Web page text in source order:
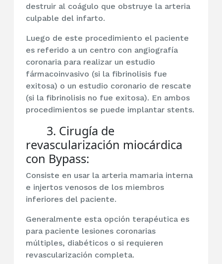
destruir al coágulo que obstruye la arteria
culpable del infarto.
Luego de este procedimiento el paciente
es referido a un centro con angiografía
coronaria para realizar un estudio
fármacoinvasivo (si la fibrinolisis fue
exitosa) o un estudio coronario de rescate
(si la fibrinolisis no fue exitosa). En ambos
procedimientos se puede implantar stents.
3. Cirugía de
revascularización miocárdica
con Bypass:
Consiste en usar la arteria mamaria interna
e injertos venosos de los miembros
inferiores del paciente.
Generalmente esta opción terapéutica es
para paciente lesiones coronarias
múltiples, diabéticos o si requieren
revascularización completa.